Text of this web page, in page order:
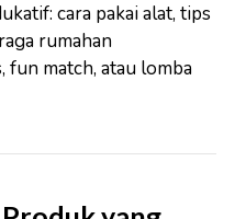
cara pakai alat, tips
rumahan
fun match, atau lomba